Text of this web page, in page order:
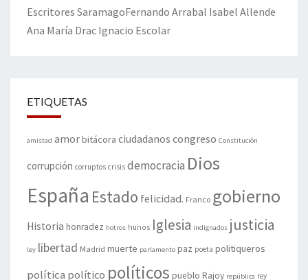
Escritores SaramagoFernando Arrabal Isabel Allende
Ana María Drac Ignacio Escolar
ETIQUETAS
amistad amorbitácora ciudadanos congreso Constitución
corrupción corruptos crisis democracia Dios
España Estado felicidad. Franco gobierno
Historia honradez hotros hunos Iglesia indignados justicia
ley libertad Madrid muerte parlamento paz poeta politiqueros
política político políticos pueblo Rajoy república rey